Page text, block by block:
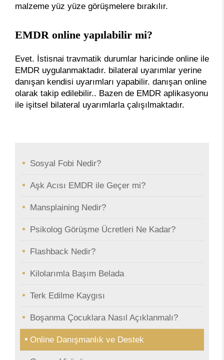
malzeme yüz yüze görüşmelere bırakılır.
EMDR online yapılabilir mi?
Evet. İstisnai travmatik durumlar haricinde online ile
EMDR uygulanmaktadır. bilateral uyarımlar yerine
danışan kendisi uyarımları yapabilir. danışan online
olarak takip edilebilir.. Bazen de EMDR aplikasyonu
ile işitsel bilateral uyarımlarla çalışılmaktadır.
Sosyal Fobi Nedir?
Aşk Acısı EMDR ile Geçer mi?
Mansplaining Nedir?
Psikolog Görüşme Ücretleri Ne Kadar?
Flashback Nedir?
Kilolarımla Başım Belada
Terk Edilme Kaygısı
Boşanma Çocuklara Nasıl Açıklanmalı?
Online Danışmanlık ve Destek